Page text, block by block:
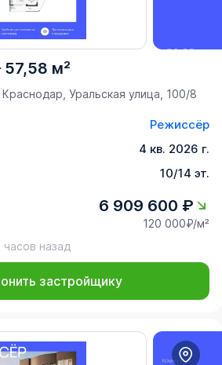
57,58 м²
Уральская улица, 100/8
Режиссёр
4 кв. 2026 г.
10/14 эт.
6 909 600 ₽
120 000₽/м²
часов назад
застройщику